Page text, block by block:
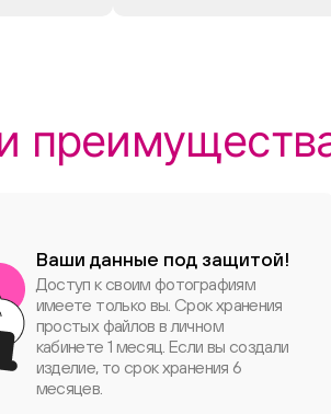
Ваши данные под защитой!
Доступ к своим фотографиям
имеете только вы. Срок хранения
простых файлов в личном
кабинете 1 месяц. Если вы создали
изделие, то срок хранения 6
месяцев.